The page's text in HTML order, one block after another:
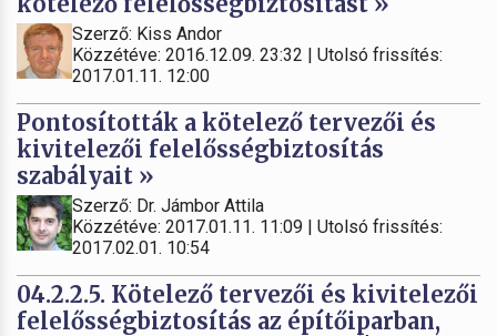
Szerző: Kiss Andor
Közzétéve: 2016.12.09. 23:32 | Utolsó frissítés:
2017.01.11. 12:00
Pontosították a kötelező tervezői és
kivitelezői felelősségbiztosítás
szabályait »
Szerző: Dr. Jámbor Attila
Közzétéve: 2017.01.11. 11:09 | Utolsó frissítés:
2017.02.01. 10:54
04.2.2.5. Kötelező tervezői és kivitelezői
felelősségbiztosítás az építőiparban,